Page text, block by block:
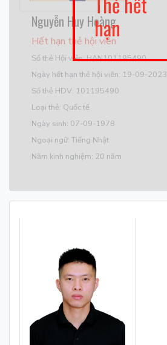
Nguyễn Huy Hoàng
Hết hạn thẻ hội viên
Số thẻ Hội viên: HAN101195490
Ngày hết hạn thẻ hội viên: 19-09-2023
Số thẻ HDV: 101195490
Loại thẻ: Quốc tế
Ngày sinh: 07-09-1978
Ngoại ngữ: Tiếng Nhật
Năm kinh nghiệm: 20 năm
hạn